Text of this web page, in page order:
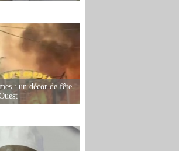
: un décor de fête